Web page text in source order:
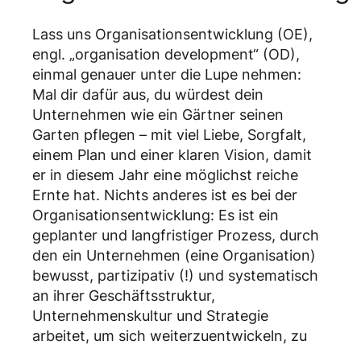
Lass uns Organisationsentwicklung (OE),
engl. „organisation development“ (OD),
einmal genauer unter die Lupe nehmen:
Mal dir dafür aus, du würdest dein
Unternehmen wie ein Gärtner seinen
Garten pflegen – mit viel Liebe, Sorgfalt,
einem Plan und einer klaren Vision, damit
er in diesem Jahr eine möglichst reiche
Ernte hat. Nichts anderes ist es bei der
Organisationsentwicklung: Es ist ein
geplanter und langfristiger Prozess, durch
den ein Unternehmen (eine Organisation)
bewusst, partizipativ (!) und systematisch
an ihrer Geschäftsstruktur,
Unternehmenskultur und Strategie
arbeitet, um sich weiterzuentwickeln, zu